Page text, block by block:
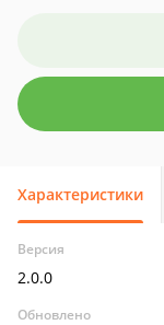
Характеристики
Версия
2.0.0
Обновлено